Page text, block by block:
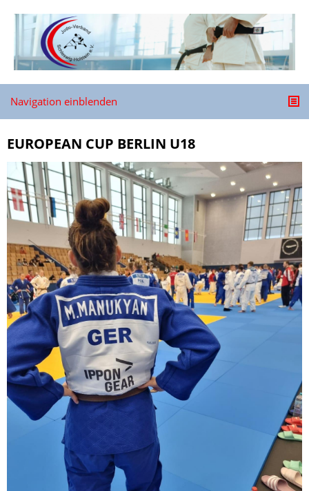
Navigation einblenden
EUROPEAN CUP BERLIN U18